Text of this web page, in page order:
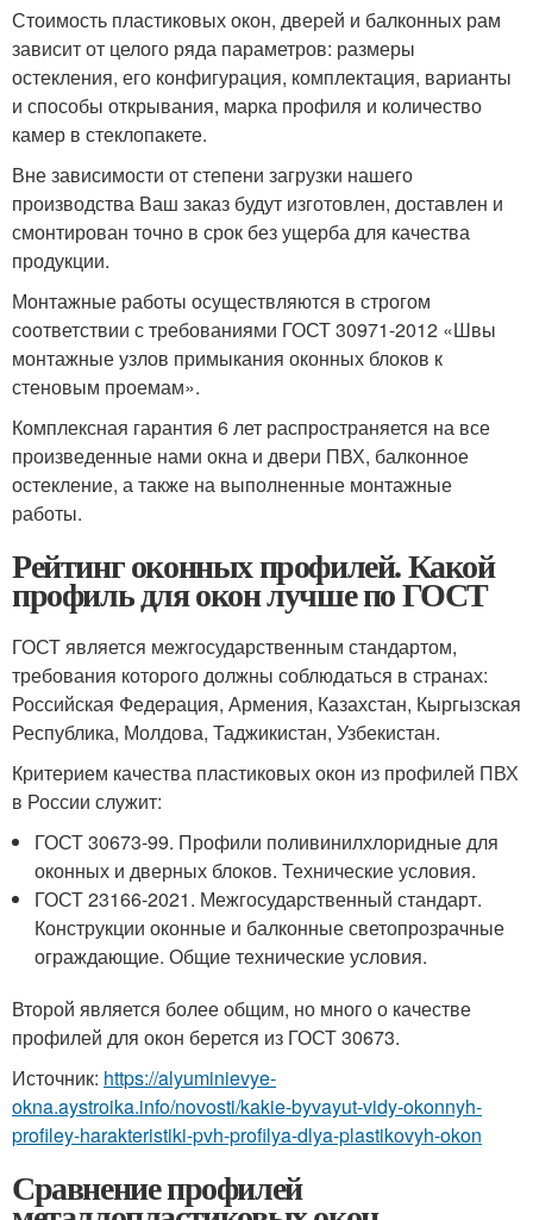
Стоимость пластиковых окон, дверей и балконных рам
зависит от целого ряда параметров: размеры
остекления, его конфигурация, комплектация, варианты
и способы открывания, марка профиля и количество
камер в стеклопакете.
Вне зависимости от степени загрузки нашего
производства Ваш заказ будут изготовлен, доставлен и
смонтирован точно в срок без ущерба для качества
продукции.
Монтажные работы осуществляются в строгом
соответствии с требованиями ГОСТ 30971-2012 «Швы
монтажные узлов примыкания оконных блоков к
стеновым проемам».
Комплексная гарантия 6 лет распространяется на все
произведенные нами окна и двери ПВХ, балконное
остекление, а также на выполненные монтажные
работы.
Рейтинг оконных профилей. Какой
профиль для окон лучше по ГОСТ
ГОСТ является межгосударственным стандартом,
требования которого должны соблюдаться в странах:
Российская Федерация, Армения, Казахстан, Кыргызская
Республика, Молдова, Таджикистан, Узбекистан.
Критерием качества пластиковых окон из профилей ПВХ
в России служит:
ГОСТ 30673-99. Профили поливинилхлоридные для
оконных и дверных блоков. Технические условия.
ГОСТ 23166-2021. Межгосударственный стандарт.
Конструкции оконные и балконные светопрозрачные
ограждающие. Общие технические условия.
Второй является более общим, но много о качестве
профилей для окон берется из ГОСТ 30673.
Источник: https://alyuminievye-
okna.aystroika.info/novosti/kakie-byvayut-vidy-okonnyh-
profiley-harakteristiki-pvh-profilya-dlya-plastikovyh-okon
Сравнение профилей